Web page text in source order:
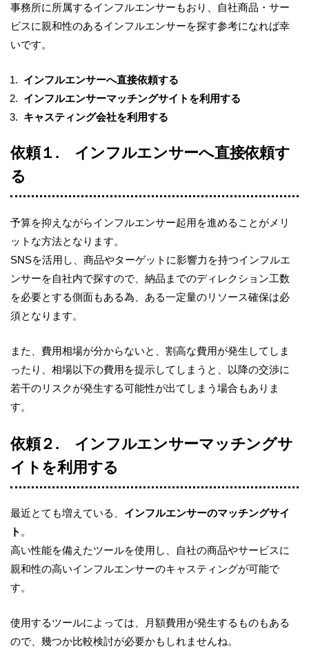
事務所に所属するインフルエンサーもおり、自社商品・サー
ビスに親和性のあるインフルエンサーを探す参考になれば幸
いです。
インフルエンサーへ直接依頼する
インフルエンサーマッチングサイトを利用する
キャスティング会社を利用する
依頼１ . インフルエンサーへ直接依頼す
る
予算を抑えながらインフルエンサー起用を進めることがメリ
ットな方法となります。
SNSを活用し、商品やターゲットに影響力を持つインフルエ
ンサーを自社内で探すので、納品までのディレクション工数
を必要とする側面もある為、ある一定量のリソース確保は必
須となります。
また、費用相場が分からないと、割高な費用が発生してしま
ったり、相場以下の費用を提示してしまうと、以降の交渉に
若干のリスクが発生する可能性が出てしまう場合もありま
す。
依頼２ . インフルエンサーマッチングサ
イトを利用する
最近とても増えている、 インフルエンサーのマッチングサイ
ト 。
高い性能を備えたツールを使用し、自社の商品やサービスに
親和性の高いインフルエンサーのキャスティングが可能で
す。
使用するツールによっては、月額費用が発生するものもある
ので、幾つか比較検討が必要かもしれませんね。